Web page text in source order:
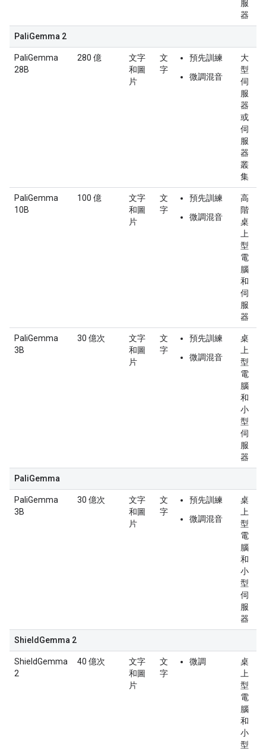
服
器
PaliGemma 2
PaliGemma
28B
280 億
文字
和圖
片
文
字
預先訓練
微調混音
大
型
伺
服
器
或
伺
服
器
叢
集
PaliGemma
10B
100 億
文字
和圖
片
文
字
預先訓練
微調混音
高
階
桌
上
型
電
腦
和
伺
服
器
PaliGemma
3B
30 億次
文字
和圖
片
文
字
預先訓練
微調混音
桌
上
型
電
腦
和
小
型
伺
服
器
PaliGemma
PaliGemma
3B
30 億次
文字
和圖
片
文
字
預先訓練
微調混音
桌
上
型
電
腦
和
小
型
伺
服
器
ShieldGemma 2
ShieldGemma
2
40 億次
文字
和圖
片
文
字
微調
桌
上
型
電
腦
和
小
型